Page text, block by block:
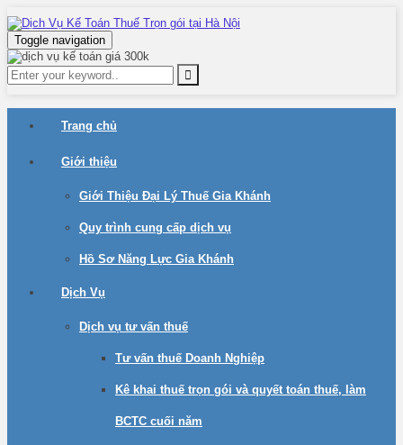
Toggle navigation
Trang chủ
Giới thiệu
Giới Thiệu Đại Lý Thuế Gia Khánh
Quy trình cung cấp dịch vụ
Hồ Sơ Năng Lực Gia Khánh
Dịch Vụ
Dịch vụ tư vấn thuế
Tư vấn thuế Doanh Nghiệp
Kê khai thuế trọn gói và quyết toán thuế, làm
BCTC cuối năm